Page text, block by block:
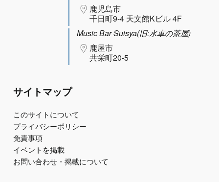
鹿児島市
千日町9-4 天文館Kビル 4F
Music Bar Suisya(旧:水車の茶屋)
鹿屋市
共栄町20-5
サイトマップ
このサイトについて
プライバシーポリシー
免責事項
イベントを掲載
お問い合わせ・掲載について